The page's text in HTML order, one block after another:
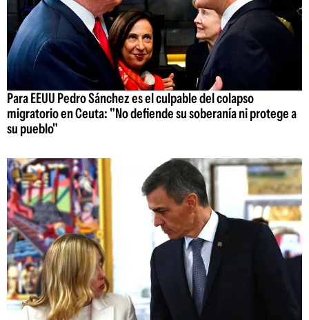
Para EEUU Pedro Sánchez es el culpable del colapso
migratorio en Ceuta: "No defiende su soberanía ni protege a
su pueblo"